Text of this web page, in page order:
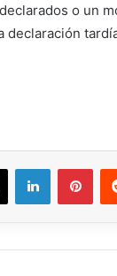
o un
declaración
X LinkedIn